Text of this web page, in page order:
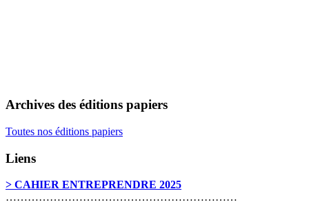
Archives des éditions papiers
Toutes nos éditions papiers
Liens
> CAHIER ENTREPRENDRE 2025
………………………………………………………